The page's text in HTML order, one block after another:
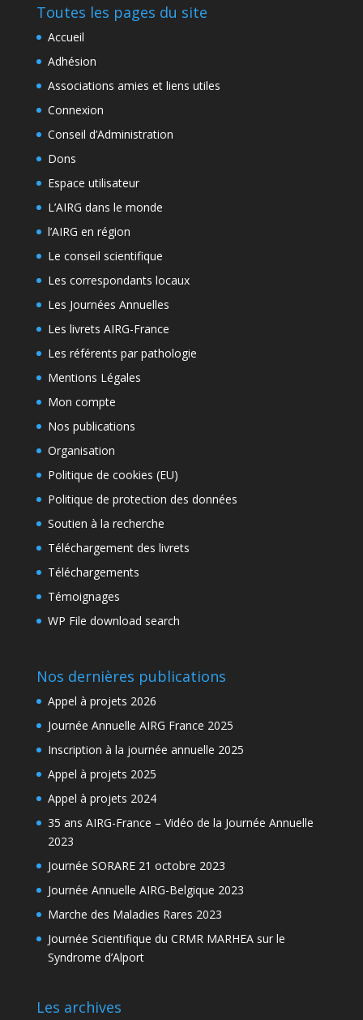
Toutes les pages du site
Accueil
Adhésion
Associations amies et liens utiles
Connexion
Conseil d’Administration
Dons
Espace utilisateur
L’AIRG dans le monde
l’AIRG en région
Le conseil scientifique
Les correspondants locaux
Les Journées Annuelles
Les livrets AIRG-France
Les référents par pathologie
Mentions Légales
Mon compte
Nos publications
Organisation
Politique de cookies (EU)
Politique de protection des données
Soutien à la recherche
Téléchargement des livrets
Téléchargements
Témoignages
WP File download search
Nos dernières publications
Appel à projets 2026
Journée Annuelle AIRG France 2025
Inscription à la journée annuelle 2025
Appel à projets 2025
Appel à projets 2024
35 ans AIRG-France – Vidéo de la Journée Annuelle
2023
Journée SORARE 21 octobre 2023
Journée Annuelle AIRG-Belgique 2023
Marche des Maladies Rares 2023
Journée Scientifique du CRMR MARHEA sur le
Syndrome d’Alport
Les archives